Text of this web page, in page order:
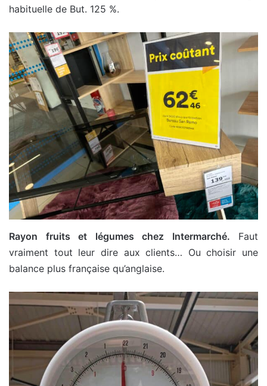
habituelle de But. 125 %.
Rayon fruits et légumes chez Intermarché. Faut
vraiment tout leur dire aux clients… Ou choisir une
balance plus française qu’anglaise.